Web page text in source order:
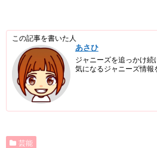
この記事を書いた人
あさひ
ジャニーズを追っかけ続
気になるジャニーズ情報
芸能